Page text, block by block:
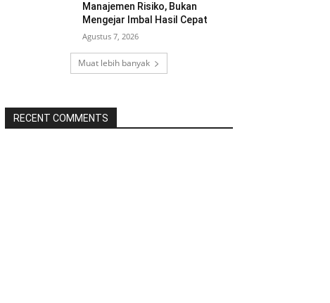
Manajemen Risiko, Bukan
Mengejar Imbal Hasil Cepat
Agustus 7, 2026
Muat lebih banyak
RECENT COMMENTS